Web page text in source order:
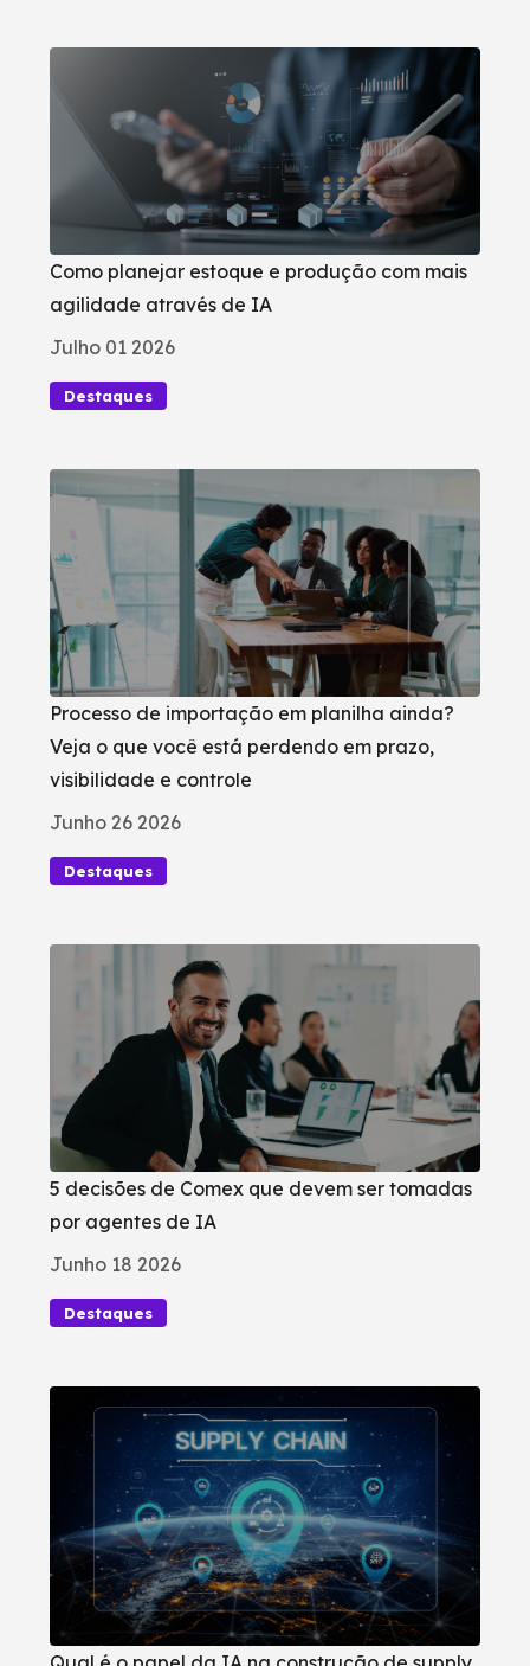
Como planejar estoque e produção com mais
agilidade através de IA
Julho 01 2026
Destaques
Processo de importação em planilha ainda?
Veja o que você está perdendo em prazo,
visibilidade e controle
Junho 26 2026
Destaques
5 decisões de Comex que devem ser tomadas
por agentes de IA
Junho 18 2026
Destaques
Qual é o papel da IA na construção de supply